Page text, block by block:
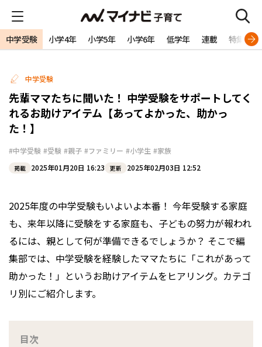
中学受験 小学4年 小学5年 小学6年 低学年 連載 特集
中学受験
先輩ママたちに聞いた！ 中学受験をサポートしてく
れるお助けアイテム【あってよかった、助かっ
た！】
#中学受験 #受験 #親子 #ファミリー #小学生 #家族
掲載 2025年01月20日 16:23 更新 2025年02月03日 12:52
2025年度の中学受験もいよいよ本番！ 今年受験する家庭
も、来年以降に受験をする家庭も、子どもの努力が報われ
るには、親として何が準備できるでしょうか？ そこで編
集部では、中学受験を経験したママたちに「これがあって
助かった！」というお助けアイテムをヒアリング。カテゴ
リ別にご紹介します。
目次